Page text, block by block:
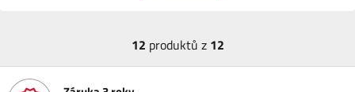
12 produktů z 12